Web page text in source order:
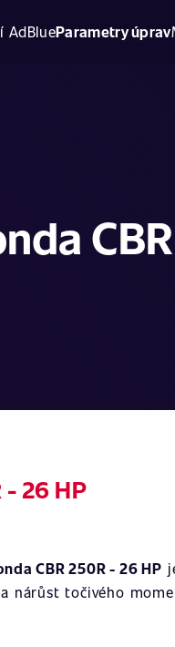
AdBlueParametry úprav
26 HP
CBR 250R - 26 HP
a nárůst točivého